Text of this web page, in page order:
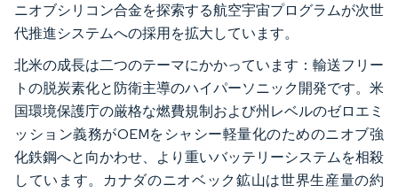
ニオブシリコン合金を探索する航空宇宙プログラムが次世
代推進システムへの採用を拡大しています。
北米の成長は二つのテーマにかかっています：輸送フリー
トの脱炭素化と防衛主導のハイパーソニック開発です。米
国環境保護庁の厳格な燃費規制および州レベルのゼロエミ
ッション義務がOEMをシャシー軽量化のためのニオブ強
化鉄鋼へと向かわせ、より重いバッテリーシステムを相殺
しています。カナダのニオベック鉱山は世界生産量の約